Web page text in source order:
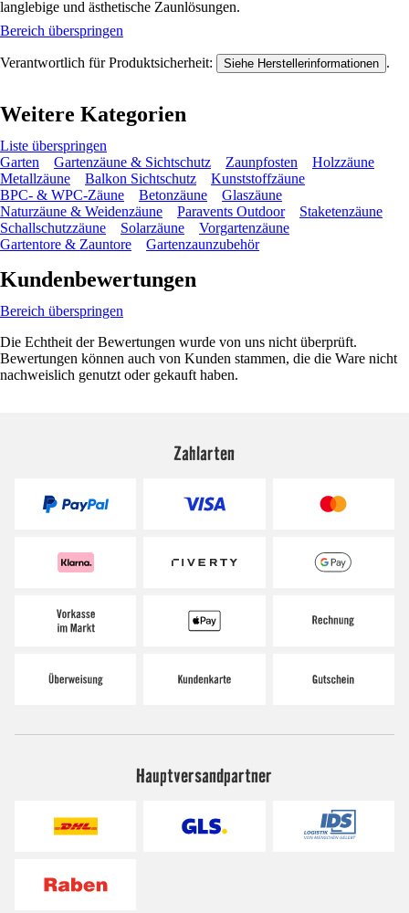
langlebige und ästhetische Zaunlösungen.
Bereich überspringen
Verantwortlich für Produktsicherheit: Siehe Herstellerinformationen .
Weitere Kategorien
Liste überspringen
Garten
Gartenzäune & Sichtschutz Zaunpfosten
Holzzäune
Metallzäune
Balkon Sichtschutz
Kunststoffzäune
BPC- & WPC-Zäune
Betonzäune
Glaszäune
Naturzäune & Weidenzäune
Paravents Outdoor
Staketenzäune
Schallschutzzäune
Solarzäune
Vorgartenzäune
Gartentore & Zauntore
Gartenzaunzubehör
Kundenbewertungen
Bereich überspringen
Die Echtheit der Bewertungen wurde von uns nicht überprüft.
Bewertungen können auch von Kunden stammen, die die Ware nicht
nachweislich genutzt oder gekauft haben.
Zahlarten
Hauptversandpartner